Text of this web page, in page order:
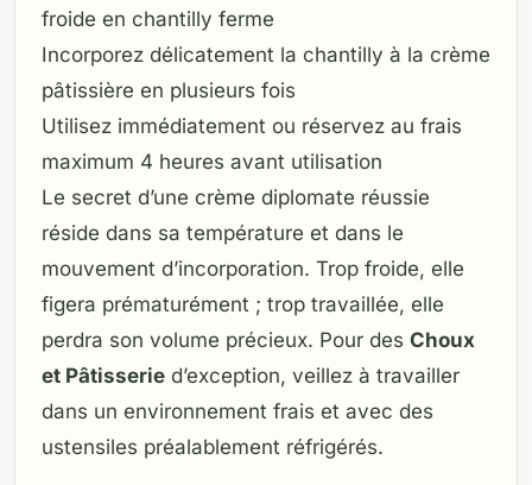
froide en chantilly ferme
Incorporez délicatement la chantilly à la crème
pâtissière en plusieurs fois
Utilisez immédiatement ou réservez au frais
maximum 4 heures avant utilisation
Le secret d’une crème diplomate réussie
réside dans sa température et dans le
mouvement d’incorporation. Trop froide, elle
figera prématurément ; trop travaillée, elle
perdra son volume précieux. Pour des Choux
et Pâtisserie d’exception, veillez à travailler
dans un environnement frais et avec des
ustensiles préalablement réfrigérés.